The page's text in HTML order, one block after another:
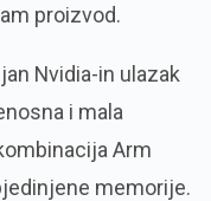
proizvod.
Nvidia-in ulazak
i mala
Arm
memorije.